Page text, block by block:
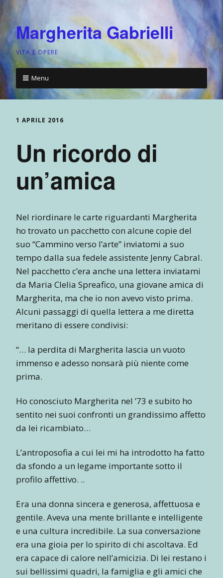
Margherita Gabrielli
VITA E OPERE
Menu
1 APRILE 2016
Un ricordo di
un’amica
Nel riordinare le carte riguardanti Margherita
ho trovato un pacchetto con alcune copie del
suo “Cammino verso l’arte” inviatomi a suo
tempo dalla sua fedele assistente Jenny Cabral.
Nel pacchetto c’era anche una lettera inviatami
da Maria Clelia Spreafico, una giovane amica di
Margherita, ma che io non avevo visto prima.
Alcuni passaggi di quella lettera a me diretta
meritano di essere condivisi:
“… la perdita di Margherita lascia un vuoto
immenso e adesso nonsarà più niente come
prima.
Ho conosciuto Margherita nel ’73 e subito ho
sentito nei suoi confronti un grandissimo affetto
da lei ricambiato…
L’antroposofia a cui lei mi ha introdotto ha fatto
da sfondo a un legame importante sotto il
profilo affettivo. ..
Era una donna sincera e generosa, affettuosa e
gentile. Aveva una mente brillante e intelligente
e una cultura incredibile. La sua conversazione
era una gioia per lo spirito di chi ascoltava. Ed
era capace di calore nell’amicizia. Di lei restano i
sui bellissimi quadri, la famiglia e gli amici che